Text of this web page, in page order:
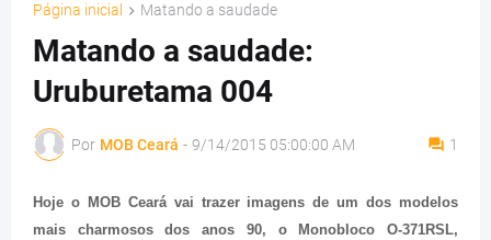
Página inicial Matando a saudade
Matando a saudade:
Uruburetama 004
Por MOB Ceará - 9/14/2015 05:00:00 AM 1
Hoje o MOB Ceará vai trazer imagens de um dos modelos
mais charmosos dos anos 90, o Monobloco O-371RSL,